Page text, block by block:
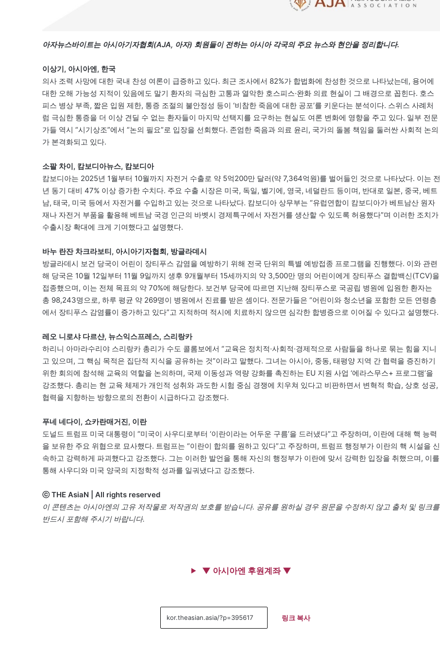
아자뉴스바이트는 아시아기자협회(AJA, 아자) 회원들이 전하는 아시아 각국의 주요 뉴스와 현안을 정리합니다.
이상기, 아시아엔, 한국
의사 조력 사망에 대한 국내 찬성 여론이 급증하고 있다. 최근 조사에서 82%가 합법화에 찬성한 것으로 나타났는데, 용어에
대한 오해 가능성 지적이 있음에도 말기 환자의 극심한 고통과 열악한 호스피스·완화 의료 현실이 그 배경으로 꼽힌다. 호스
피스 병상 부족, 짧은 입원 제한, 통증 조절의 불안정성 등이 ‘비참한 죽음에 대한 공포’를 키운다는 분석이다. 스위스 사례처
럼 극심한 통증을 더 이상 견딜 수 없는 환자들이 마지막 선택지를 요구하는 현실도 여론 변화에 영향을 주고 있다. 일부 전문
가들 역시 “시기상조”에서 “논의 필요”로 입장을 선회했다. 존엄한 죽음과 의료 윤리, 국가의 돌봄 책임을 둘러싼 사회적 논의
가 본격화되고 있다.
소팔 차이, 캄보디아뉴스, 캄보디아
캄보디아는 2025년 1월부터 10월까지 자전거 수출로 약 5억200만 달러(약 7,364억원)를 벌어들인 것으로 나타났다. 이는 전
년 동기 대비 47% 이상 증가한 수치다. 주요 수출 시장은 미국, 독일, 벨기에, 영국, 네덜란드 등이며, 반대로 일본, 중국, 베트
남, 태국, 미국 등에서 자전거를 수입하고 있는 것으로 나타났다. 캄보디아 상무부는 “유럽연합이 캄보디아가 베트남산 원자
재나 자전거 부품을 활용해 베트남 국경 인근의 바벳시 경제특구에서 자전거를 생산할 수 있도록 허용했다”며 이러한 조치가
수출시장 확대에 크게 기여했다고 설명했다.
바누 란잔 차크라보티, 아시아기자협회, 방글라데시
방글라데시 보건 당국이 어린이 장티푸스 감염을 예방하기 위해 전국 단위의 특별 예방접종 프로그램을 진행했다. 이와 관련
해 당국은 10월 12일부터 11월 9일까지 생후 9개월부터 15세까지의 약 3,500만 명의 어린이에게 장티푸스 결합백신(TCV)을
접종했으며, 이는 전체 목표의 약 70%에 해당한다. 보건부 당국에 따르면 지난해 장티푸스로 국공립 병원에 입원한 환자는
총 98,243명으로, 하루 평균 약 269명이 병원에서 진료를 받은 셈이다. 전문가들은 “어린이와 청소년을 포함한 모든 연령층
에서 장티푸스 감염률이 증가하고 있다”고 지적하며 적시에 치료하지 않으면 심각한 합병증으로 이어질 수 있다고 설명했다.
레오 니로샤 다르샨, 뉴스익스프레스, 스리랑카
하리니 아마라수리야 스리랑카 총리가 수도 콜롬보에서 “교육은 정치적·사회적·경제적으로 사람들을 하나로 묶는 힘을 지니
고 있으며, 그 핵심 목적은 집단적 지식을 공유하는 것”이라고 말했다. 그녀는 아시아, 중동, 태평양 지역 간 협력을 증진하기
위한 회의에 참석해 교육의 역할을 논의하며, 국제 이동성과 역량 강화를 촉진하는 EU 지원 사업 ‘에라스무스+ 프로그램’을
강조했다. 총리는 현 교육 체제가 개인적 성취와 과도한 시험 중심 경쟁에 치우쳐 있다고 비판하면서 변혁적 학습, 상호 성공,
협력을 지향하는 방향으로의 전환이 시급하다고 강조했다.
푸네 네다이, 쇼카란매거진, 이란
도널드 트럼프 미국 대통령이 “미국이 사우디로부터 ‘이란이라는 어두운 구름’을 드러냈다”고 주장하며, 이란에 대해 핵 능력
을 보유한 주요 위협으로 묘사했다. 트럼프는 “이란이 합의를 원하고 있다”고 주장하며, 트럼프 행정부가 이란의 핵 시설을 신
속하고 강력하게 파괴했다고 강조했다. 그는 이러한 발언을 통해 자신의 행정부가 이란에 맞서 강력한 입장을 취했으며, 이를
통해 사우디와 미국 양국의 지정학적 성과를 일궈냈다고 강조했다.
ⓒ THE AsiaN | All rights reserved
이 콘텐츠는 아시아엔의 고유 저작물로 저작권의 보호를 받습니다. 공유를 원하실 경우 원문을 수정하지 않고 출처 및 링크를
반드시 포함해 주시기 바랍니다.
▼ 아시아엔 후원계좌 ▼
링크 복사